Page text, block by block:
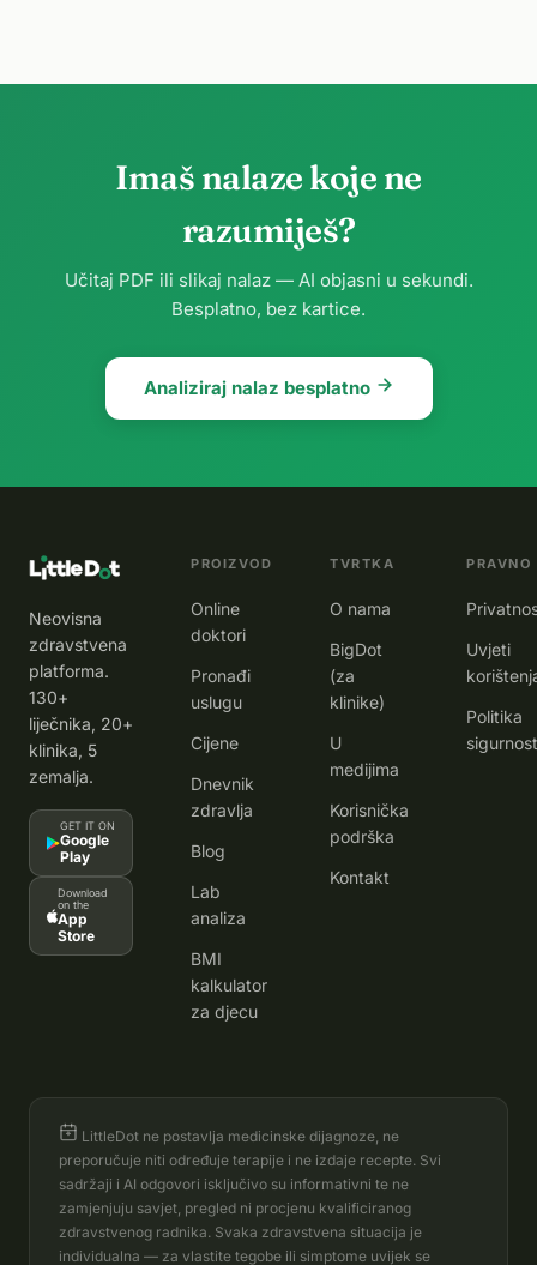
Imaš nalaze koje ne
razumiješ?
Učitaj PDF ili slikaj nalaz — AI objasni u sekundi.
Besplatno, bez kartice.
Analiziraj nalaz besplatno
Neovisna
zdravstvena
platforma.
130+
liječnika, 20+
klinika, 5
zemalja.
GET IT ON
Google
Play
Download
on the
App
Store
PROIZVOD
Online
doktori
Pronađi
uslugu
Cijene
Dnevnik
zdravlja
Blog
Lab
analiza
BMI
kalkulator
za djecu
TVRTKA
O nama
BigDot
(za
klinike)
U
medijima
Korisnička
podrška
Kontakt
PRAVNO
Uvjeti
Politika
LittleDot ne postavlja medicinske dijagnoze, ne
preporučuje niti određuje terapije i ne izdaje recepte. Svi
sadržaji i AI odgovori isključivo su informativni te ne
zamjenjuju savjet, pregled ni procjenu kvalificiranog
zdravstvenog radnika. Svaka zdravstvena situacija je
individualna — za vlastite tegobe ili simptome uvijek se